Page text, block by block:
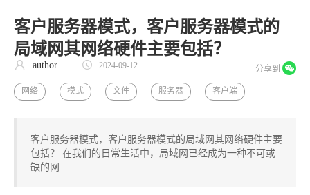
客户服务器模式，客户服务器模式的
局域网其网络硬件主要包括？
分享到
author 2024-09-12
网络 模式 文件 服务器 客户端
客户服务器模式，客户服务器模式的局域网其网络硬件主要
包括？ 在我们的日常生活中，局域网已经成为一种不可或
缺的网…